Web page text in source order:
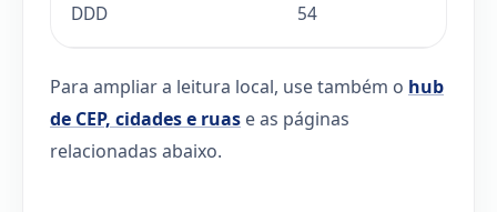
DDD 54
Para ampliar a leitura local, use também o hub
de CEP, cidades e ruas e as páginas
relacionadas abaixo.